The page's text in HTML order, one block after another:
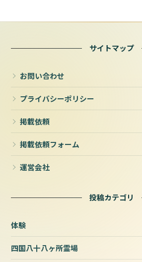
サイトマップ
お問い合わせ
プライバシーポリシー
掲載依頼
掲載依頼フォーム
運営会社
投稿カテゴリ
体験
四国八十八ヶ所霊場